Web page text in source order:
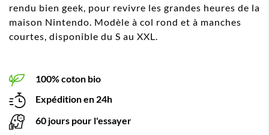
rendu bien geek, pour revivre les grandes heures de la
maison Nintendo. Modèle à col rond et à manches
courtes, disponible du S au XXL.
100% coton bio
Expédition en 24h
60 jours pour l'essayer